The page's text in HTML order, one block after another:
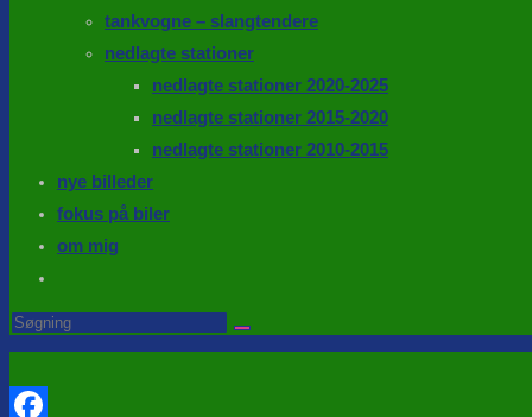
tankvogne – slangtendere
nedlagte stationer
nedlagte stationer 2020-2025
nedlagte stationer 2015-2020
nedlagte stationer 2010-2015
nye billeder
fokus på biler
om mig
website
search
Search
this
website